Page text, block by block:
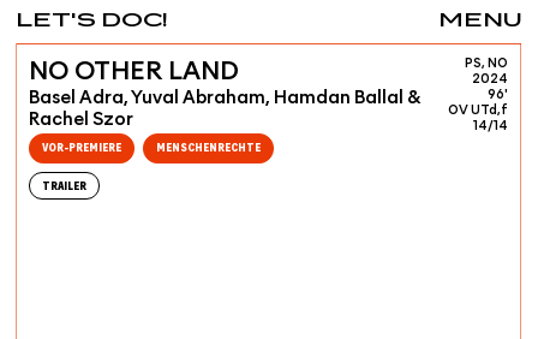
MENU
LET'S DOC!
NO OTHER LAND
Basel Adra, Yuval Abraham, Hamdan Ballal &
Rachel Szor
VOR-PREMIERE MENSCHENRECHTE
TRAILER
PS, NO
2024
96'
OV UTd,f
14/14